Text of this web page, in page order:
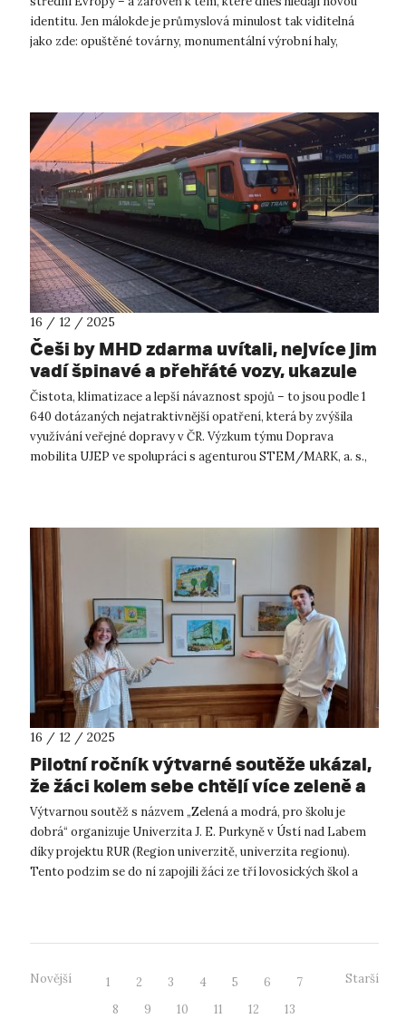
identitu. Jen málokde je průmyslová minulost tak viditelná
jako zde: opuštěné továrny, monumentální výrobní haly,
16 / 12 / 2025
Češi by MHD zdarma uvítali, nejvíce jim
vadí špinavé a přehřáté vozy, ukazuje
nový průzkum
Čistota, klimatizace a lepší návaznost spojů – to jsou podle 1
640 dotázaných nejatraktivnější opatření, která by zvýšila
využívání veřejné dopravy v ČR. Výzkum týmu Doprava
mobilita UJEP ve spolupráci s agenturou STEM/MARK, a. s.,
16 / 12 / 2025
Pilotní ročník výtvarné soutěže ukázal,
že žáci kolem sebe chtějí více zeleně a
vodních prvků
Výtvarnou soutěž s názvem „Zelená a modrá, pro školu je
dobrá“ organizuje Univerzita J. E. Purkyně v Ústí nad Labem
díky projektu RUR (Region univerzitě, univerzita regionu).
Tento podzim se do ní zapojili žáci ze tří lovosických škol a
Novější 1 2 3 4 5 6
7
8
9 10 11 12
13
Starší